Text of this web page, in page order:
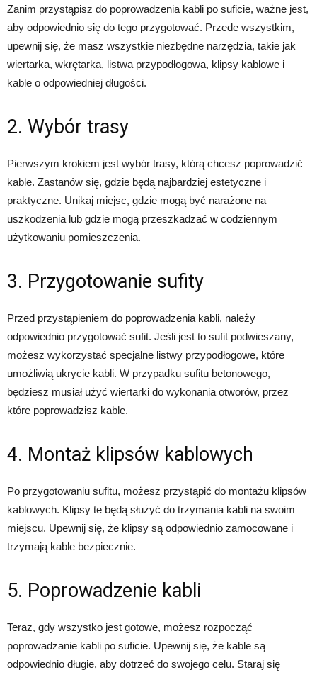
Zanim przystąpisz do poprowadzenia kabli po suficie, ważne jest,
aby odpowiednio się do tego przygotować. Przede wszystkim,
upewnij się, że masz wszystkie niezbędne narzędzia, takie jak
wiertarka, wkrętarka, listwa przypodłogowa, klipsy kablowe i
kable o odpowiedniej długości.
2. Wybór trasy
Pierwszym krokiem jest wybór trasy, którą chcesz poprowadzić
kable. Zastanów się, gdzie będą najbardziej estetyczne i
praktyczne. Unikaj miejsc, gdzie mogą być narażone na
uszkodzenia lub gdzie mogą przeszkadzać w codziennym
użytkowaniu pomieszczenia.
3. Przygotowanie sufity
Przed przystąpieniem do poprowadzenia kabli, należy
odpowiednio przygotować sufit. Jeśli jest to sufit podwieszany,
możesz wykorzystać specjalne listwy przypodłogowe, które
umożliwią ukrycie kabli. W przypadku sufitu betonowego,
będziesz musiał użyć wiertarki do wykonania otworów, przez
które poprowadzisz kable.
4. Montaż klipsów kablowych
Po przygotowaniu sufitu, możesz przystąpić do montażu klipsów
kablowych. Klipsy te będą służyć do trzymania kabli na swoim
miejscu. Upewnij się, że klipsy są odpowiednio zamocowane i
trzymają kable bezpiecznie.
5. Poprowadzenie kabli
Teraz, gdy wszystko jest gotowe, możesz rozpocząć
poprowadzanie kabli po suficie. Upewnij się, że kable są
odpowiednio długie, aby dotrzeć do swojego celu. Staraj się